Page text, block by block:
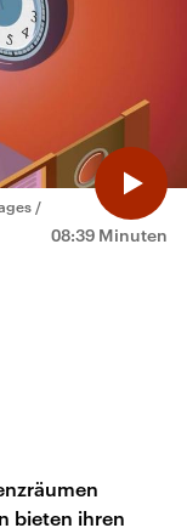
08:39 Minuten
/
bieten ihren